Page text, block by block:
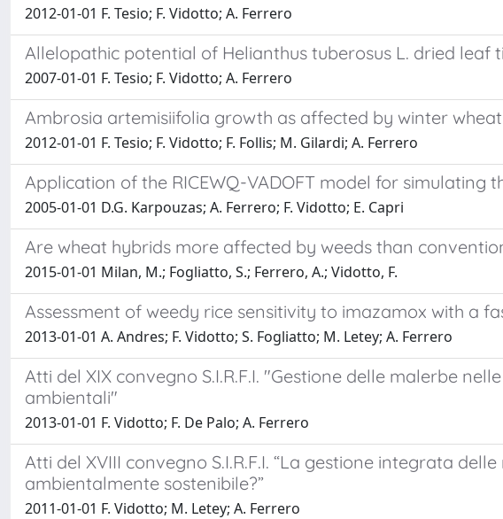
2012-01-01 F. Tesio; F. Vidotto; A. Ferrero
Allelopathic potential of Helianthus tuberosus L. dried leaf
2007-01-01 F. Tesio; F. Vidotto; A. Ferrero
Ambrosia artemisiifolia growth as affected by winter
2012-01-01 F. Tesio; F. Vidotto; F. Follis; M. Gilardi; A. Ferrero
Application of the RICEWQ-VADOFT model for
2005-01-01 D.G. Karpouzas; A. Ferrero; F. Vidotto; E. Capri
Are wheat hybrids more affected by weeds than
2015-01-01 Milan, M.; Fogliatto, S.; Ferrero, A.; Vidotto, F.
Assessment of weedy rice sensitivity to imazamox with a
2013-01-01 A. Andres; F. Vidotto; S. Fogliatto; M. Letey; A. Ferrero
Atti del XIX convegno S.I.R.F.I. "Gestione delle malerbe
ambientali"
2013-01-01 F. Vidotto; F. De Palo; A. Ferrero
Atti del XVIII convegno S.I.R.F.I. “La gestione integrata
ambientalmente sostenibile?”
2011-01-01 F. Vidotto; M. Letey; A. Ferrero